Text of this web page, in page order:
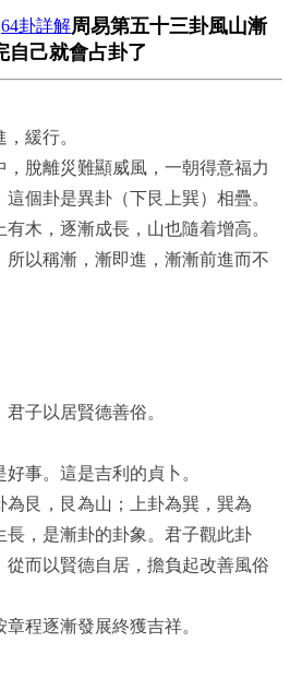
64卦詳解周易第五十三卦風山漸
自己就會占卦了
緩行。
脫離災難顯威風，一朝得意福力
個卦是異卦（下艮上巽）相疊。
木，逐漸成長，山也隨着增高。
所以稱漸，漸即進，漸漸前進而不
子以居賢德善俗。
事。這是吉利的貞卜。
為艮，艮為山；上卦為巽，巽為
長，是漸卦的卦象。君子觀此卦
從而以賢德自居，擔負起改善風俗
程逐漸發展終獲吉祥。